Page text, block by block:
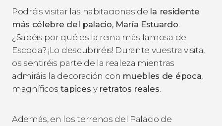
Podréis visitar las habitaciones de la residente
más célebre del palacio, María Estuardo.
¿Sabéis por qué es la reina más famosa de
Escocia? ¡Lo descubriréis! Durante vuestra visita,
os sentiréis parte de la realeza mientras
admiráis la decoración con muebles de época,
magníficos tapices y retratos reales.
Además, en los terrenos del Palacio de